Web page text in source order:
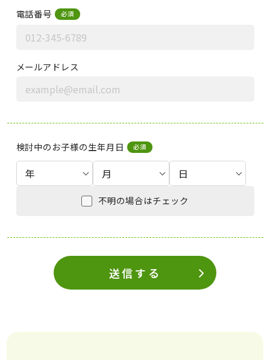
電話番号 必須
メールアドレス
検討中のお子様の生年月日 必須
不明の場合はチェック
送信する